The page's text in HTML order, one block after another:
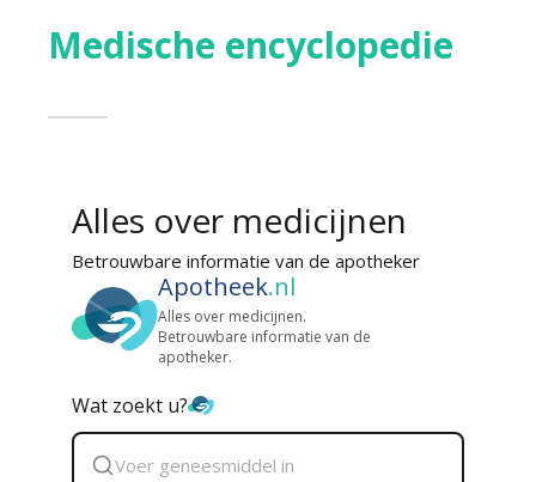
Medische encyclopedie
Alles over medicijnen
Betrouwbare informatie van de apotheker
Apotheek.nl
Alles over medicijnen.
Betrouwbare informatie van de
apotheker.
Wat zoekt u?
Zoek
geneesmiddel